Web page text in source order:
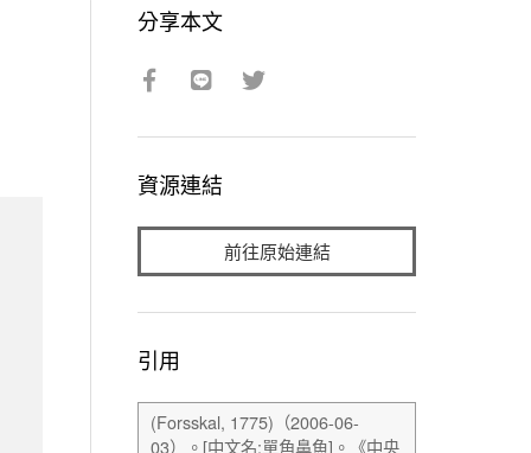
分享本文
資源連結
前往原始連結
引用